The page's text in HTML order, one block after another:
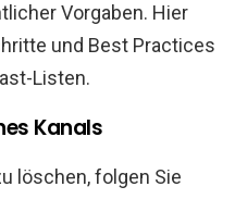
Vorgaben. Hier
und Best Practices
Listen.
Kanals
löschen, folgen Sie